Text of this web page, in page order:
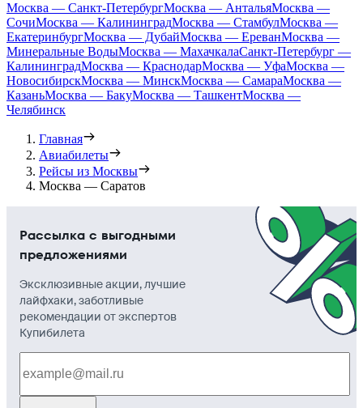
Москва — Санкт-ПетербургМосква — АнтальяМосква —
СочиМосква — КалининградМосква — СтамбулМосква —
ЕкатеринбургМосква — ДубайМосква — ЕреванМосква —
Минеральные ВодыМосква — МахачкалаСанкт-Петербург —
КалининградМосква — КраснодарМосква — УфаМосква —
НовосибирскМосква — МинскМосква — СамараМосква —
КазаньМосква — БакуМосква — ТашкентМосква —
Челябинск
Главная
Авиабилеты
Рейсы из Москвы
Москва — Саратов
Рассылка с выгодными
предложениями
Эксклюзивные акции, лучшие
лайфхаки, заботливые
рекомендации от экспертов
Купибилета